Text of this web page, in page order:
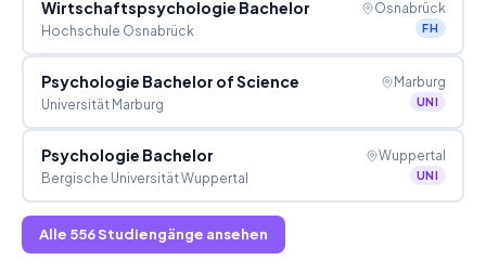
Wirtschaftspsychologie Bachelor
Hochschule Osnabrück
Osnabrück
FH
Psychologie Bachelor of Science
Universität Marburg
Marburg
UNI
Psychologie Bachelor
Bergische Universität Wuppertal
Wuppertal
UNI
Alle 556Studiengänge ansehen